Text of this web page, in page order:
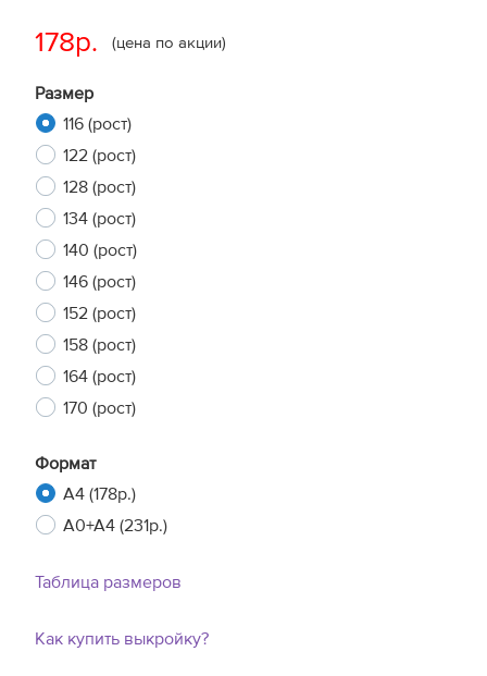
178р. (цена по акции)
Размер
116 (рост)
122 (рост)
128 (рост)
134 (рост)
140 (рост)
146 (рост)
152 (рост)
158 (рост)
164 (рост)
170 (рост)
Формат
A4 (178р.)
A0+A4 (231р.)
Таблица размеров
Как купить выкройку?